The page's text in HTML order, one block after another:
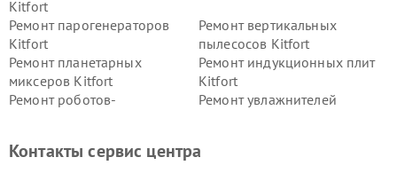
Kitfort
Ремонт парогенераторов
Kitfort
Ремонт вертикальных
пылесосов Kitfort
Ремонт планетарных
миксеров Kitfort
Ремонт индукционных плит
Kitfort
Ремонт роботов-
Ремонт увлажнителей
Kitfort
Kitfort
Контакты сервис центра